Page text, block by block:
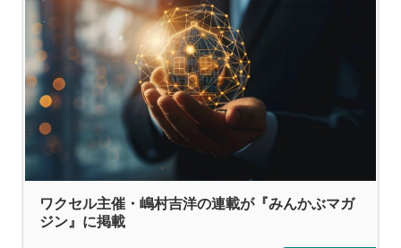
ワクセル主催・嶋村吉洋の連載が『みんかぶマガ
ジン』に掲載